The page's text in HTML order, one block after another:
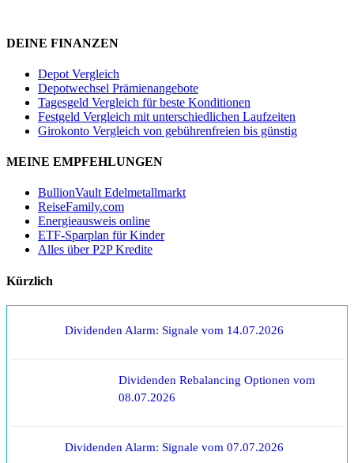
DEINE FINANZEN
Depot Vergleich
Depotwechsel Prämienangebote
Tagesgeld Vergleich für beste Konditionen
Festgeld Vergleich mit unterschiedlichen Laufzeiten
Girokonto Vergleich von gebührenfreien bis günstig
MEINE EMPFEHLUNGEN
BullionVault Edelmetallmarkt
ReiseFamily.com
Energieausweis online
ETF-Sparplan für Kinder
Alles über P2P Kredite
Kürzlich
Dividenden Alarm: Signale vom 14.07.2026
Dividenden Rebalancing Optionen vom
08.07.2026
Dividenden Alarm: Signale vom 07.07.2026